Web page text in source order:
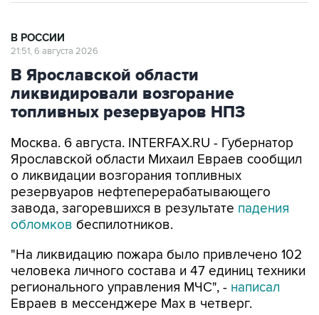
В РОССИИ
21:51, 6 августа 2026
В Ярославской области
ликвидировали возгорание
топливных резервуаров НПЗ
Москва. 6 августа. INTERFAX.RU - Губернатор
Ярославской области Михаил Евраев сообщил
о ликвидации возгорания топливных
резервуаров нефтеперерабатывающего
завода, загоревшихся в результате падения
обломков беспилотников.
"На ликвидацию пожара было привлечено 102
человека личного состава и 47 единиц техники
регионального управления МЧС", - написал
Евраев в мессенджере Мах в четверг.